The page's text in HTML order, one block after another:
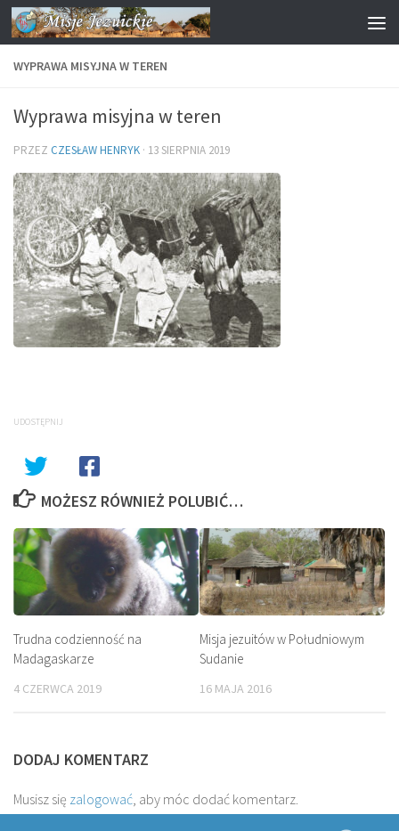
Przejdź do treści
WYPRAWA MISYJNA W TEREN
Wyprawa misyjna w teren
PRZEZ CZESŁAW HENRYK · 13 SIERPNIA 2019
UDOSTĘPNIJ
MOŻESZ RÓWNIEŻ POLUBIĆ…
Trudna codzienność na
Madagaskarze
4 CZERWCA 2019
Misja jezuitów w Południowym
Sudanie
16 MAJA 2016
DODAJ KOMENTARZ
Musisz się zalogować, aby móc dodać komentarz.